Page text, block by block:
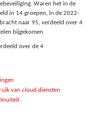
Waren het in de
in 14 groepen, in de 2022-
naar 95, verdeeld over 4
bijgekomen.
over de 4
van cloud diensten